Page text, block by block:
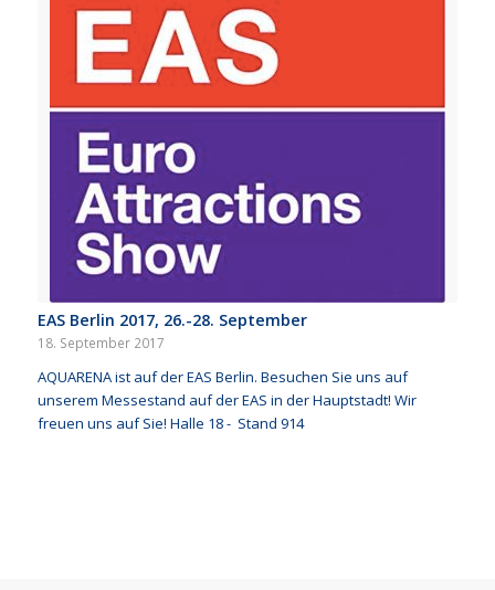
EAS Berlin 2017, 26.-28. September
18. September 2017
AQUARENA ist auf der EAS Berlin. Besuchen Sie uns auf
unserem Messestand auf der EAS in der Hauptstadt! Wir
freuen uns auf Sie! Halle 18 - Stand 914